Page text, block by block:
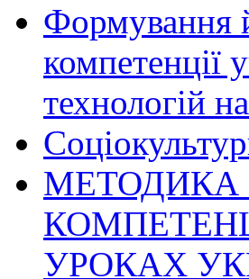
Формування
компетенції
технологій
МЕТОДИКА
УРОКАХ